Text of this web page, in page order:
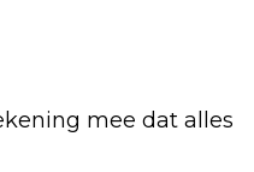
mee dat alles